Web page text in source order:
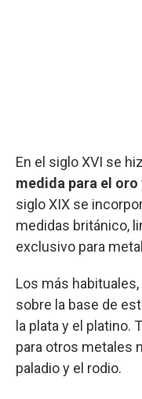
En el siglo XVI se
medida para el oro
siglo XIX se
medidas británico,
exclusivo para
Los más
sobre la base de
la plata y el platino.
para otros metales
paladio y el rodio.